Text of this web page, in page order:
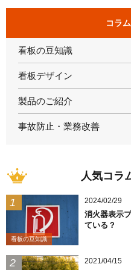
コラ
看板の豆知識
看板デザイン
製品のご紹介
事故防止・業務改善
人気コラ
看板の豆知識
2024/02/29
消火器表示
ている？
2021/04/15